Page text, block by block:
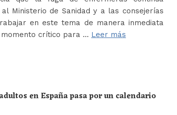
Ministerio de Sanidad y a las consejerías
en este tema de manera inmediata
momento crítico para … Leer más
en España pasa por un calendario